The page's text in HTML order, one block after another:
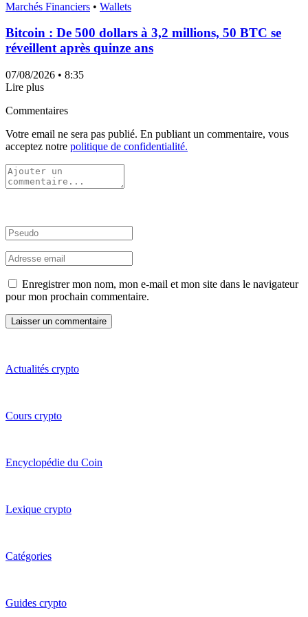
Marchés Financiers • Wallets
Bitcoin : De 500 dollars à 3,2 millions, 50 BTC se
réveillent après quinze ans
07/08/2026 • 8:35
Lire plus
Commentaires
Votre email ne sera pas publié. En publiant un commentaire, vous
acceptez notre politique de confidentialité.
Enregistrer mon nom, mon e-mail et mon site dans le navigateur
pour mon prochain commentaire.
Actualités crypto
Cours crypto
Encyclopédie du Coin
Lexique crypto
Catégories
Guides crypto